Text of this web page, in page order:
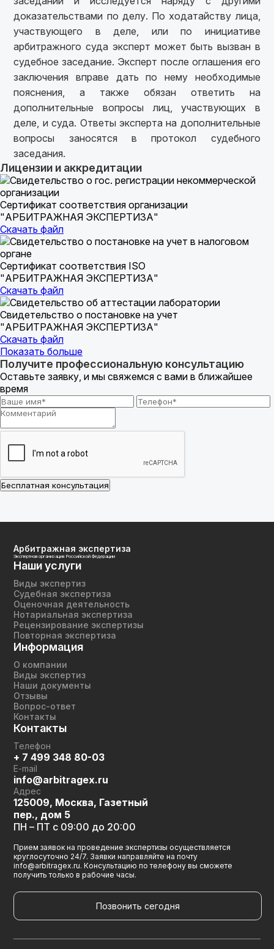
доказательствами по делу. По ходатайству лица,
участвующего в деле, или по инициативе
арбитражного суда эксперт может быть вызван в
судебное заседание. Эксперт после оглашения его
заключения вправе дать по нему необходимые
пояснения, а также обязан ответить на
дополнительные вопросы лиц, участвующих в
деле, и суда. Ответы эксперта на дополнительные
вопросы заносятся в протокол судебного
заседания.
Лицензии и аккредитации
Сертификат соответствия организации
"АРБИТРАЖНАЯ ЭКСПЕРТИЗА"
Скачать файл
Сертификат соответствия ISO
"АРБИТРАЖНАЯ ЭКСПЕРТИЗА"
Скачать файл
Свидетельство о постановке на учет
"АРБИТРАЖНАЯ ЭКСПЕРТИЗА"
Скачать файл
Показать больше
Получите профессиональную консультацию
Оставьте заявку, и мы свяжемся с вами в ближайшее
время
Бесплатная консультация
Арбитражная экспертиза
Экспертная организация Российской Федерации
Наши услуги
Виды экспертиз
Судебная экспертиза
Оценочная деятельность
Нотариальная экспертиза
Рецензирование экспертизы
Повторная экспертиза
Информация
О компании
Виды экспертиз
Наши документы
Отзывы
Вопрос-ответ
Контакты
Контакты
Телефон
+ 7 499 348 80-03
E-mail
info@arbitragex.ru
Адрес
125009, Москва, Газетный
пер., дом 5
ПН – ПТ с 09:00 до 20:00
Прием заявок на проведение экспертизы осуществляется
круглосуточно 24/7. Заявки направляйте на почту
info@arbitragex.ru. Консультацию по телефону вы сможете
получить только в рабочие часы.
Позвонить сегодня